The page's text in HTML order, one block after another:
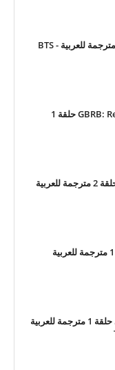
الحلقة 1 من بتس في الغابة مترجمة للعربية - BTS
برنامج GBRB: Reap What You Sow حلقة 1
برنامج نادي الأصدقاء السري حلقة 1 مترجمة للعربية